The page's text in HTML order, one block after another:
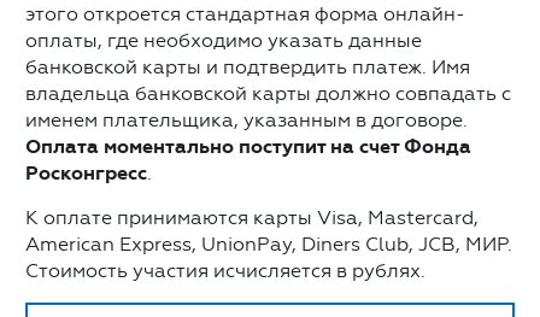
этого откроется стандартная форма онлайн-
оплаты, где необходимо указать данные
банковской карты и подтвердить платеж. Имя
владельца банковской карты должно совпадать с
именем плательщика, указанным в договоре.
Оплата моментально поступит на счет Фонда
Росконгресс
К оплате принимаются карты Visa, Mastercard,
American Express, UnionPay, Diners Club, JCB, МИР.
Стоимость участия исчисляется в рублях.